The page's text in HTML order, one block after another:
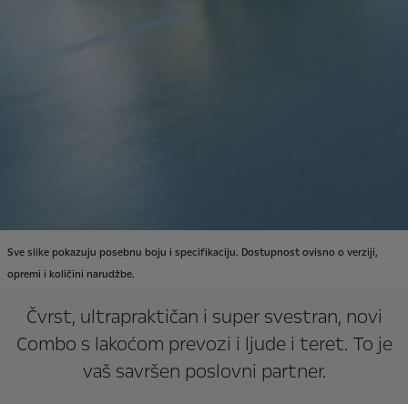
Sve slike pokazuju posebnu boju i specifikaciju. Dostupnost ovisno o verziji,
opremi i količini narudžbe.
Čvrst, ultrapraktičan i super svestran, novi
Combo s lakoćom prevozi i ljude i teret. To je
vaš savršen poslovni partner.